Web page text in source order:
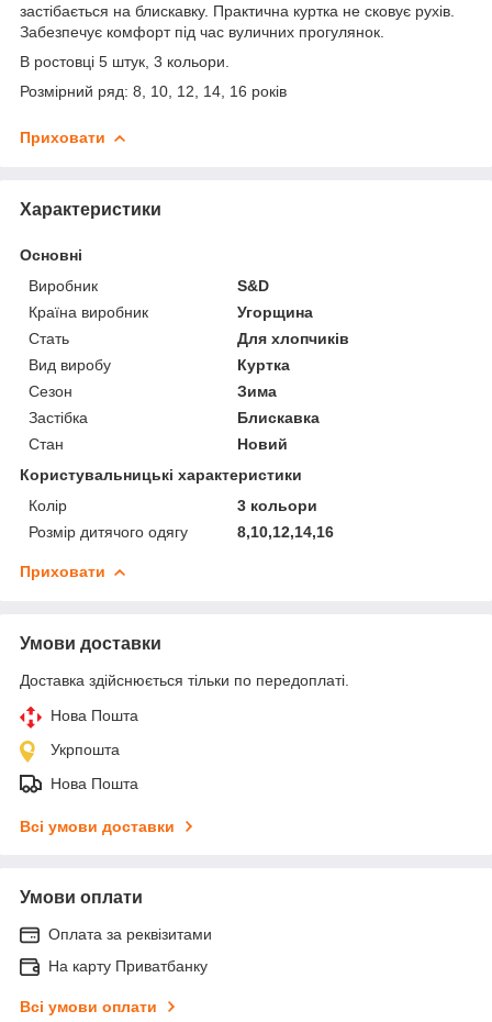
застібається на блискавку. Практична куртка не сковує рухів.
Забезпечує комфорт під час вуличних прогулянок.
В ростовці 5 штук, 3 кольори.
Розмірний ряд: 8, 10, 12, 14, 16 років
Приховати
Характеристики
Основні
Виробник
S&D
Країна виробник
Угорщина
Стать
Для хлопчиків
Вид виробу
Куртка
Сезон
Зима
Застібка
Блискавка
Стан
Новий
Користувальницькі характеристики
Колір
3 кольори
Розмір дитячого одягу
8,10,12,14,16
Приховати
Умови доставки
Доставка здійснюється тільки по передоплаті.
Нова Пошта
Укрпошта
Нова Пошта
Всі умови доставки
Умови оплати
Оплата за реквізитами
На карту Приватбанку
Всі умови оплати